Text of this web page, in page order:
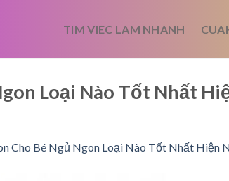
TIM VIEC LAM NHANH
Loại Nào Tốt Nhất
Cho Bé Ngủ Ngon Loại Nào Tốt Nhất Hiện